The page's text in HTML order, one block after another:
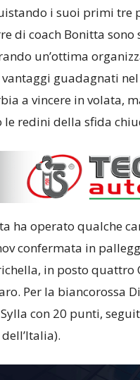
i suoi primi tre
di coach Bonitta
un’ottima
guadagnati nel
a vincere in volata,
le redini della sfida
ha operato qualche
confermata in
in posto quattro
Per la biancorossa
con 20 punti,